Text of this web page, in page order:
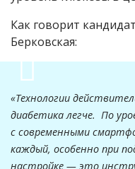
Как говорит
Берковская:
«Технологии
диабетика легче. По
с современными
каждый, особенно при
настройке — это